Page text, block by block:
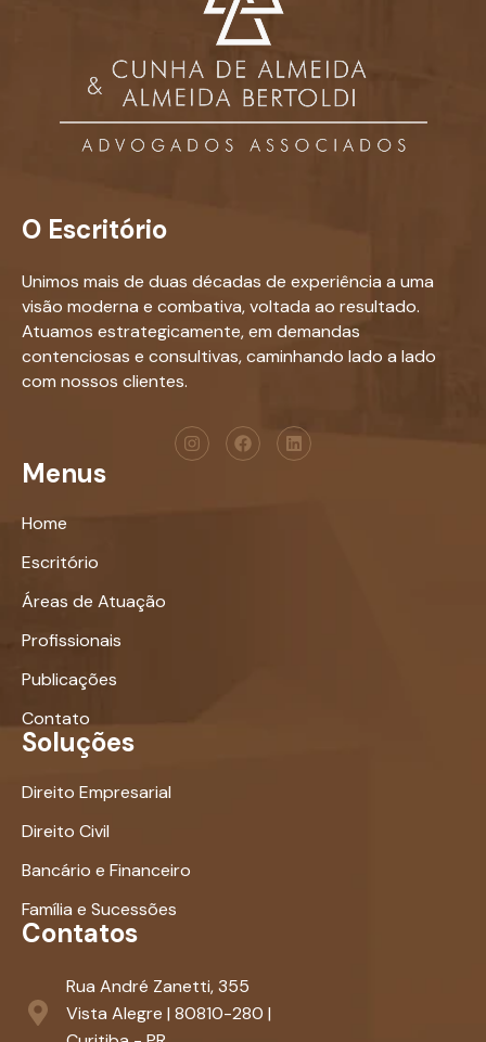
O Escritório
Unimos mais de duas décadas de experiência a uma
visão moderna e combativa, voltada ao resultado.
Atuamos estrategicamente, em demandas
contenciosas e consultivas, caminhando lado a lado
com nossos clientes.
Menus
Home
Escritório
Áreas de Atuação
Profissionais
Publicações
Contato
Soluções
Direito Empresarial
Direito Civil
Bancário e Financeiro
Família e Sucessões
Contatos
Rua André Zanetti, 355
Vista Alegre | 80810-280 |